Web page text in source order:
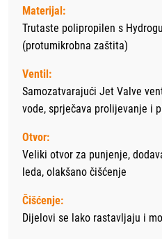
Materijal:
Trutaste polipropilen s
(protumikrobna zaštita)
Ventil:
Samozatvarajući Jet Valve
vode, sprječava prolijevanje i
Otvor:
Veliki otvor za punjenje,
leda, olakšano čišćenje
Čišćenje:
Dijelovi se lako rastavljaju i